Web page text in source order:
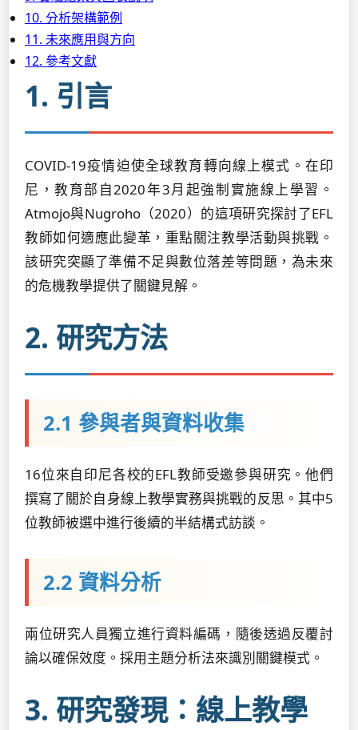
10. 分析架構範例
11. 未來應用與方向
12. 參考文獻
1. 引言
COVID-19疫情迫使全球教育轉向線上模式。在印
尼，教育部自2020年3月起強制實施線上學習。
Atmojo與Nugroho（2020）的這項研究探討了EFL
教師如何適應此變革，重點關注教學活動與挑戰。
該研究突顯了準備不足與數位落差等問題，為未來
的危機教學提供了關鍵見解。
2. 研究方法
2.1 參與者與資料收集
16位來自印尼各校的EFL教師受邀參與研究。他們
撰寫了關於自身線上教學實務與挑戰的反思。其中5
位教師被選中進行後續的半結構式訪談。
2.2 資料分析
兩位研究人員獨立進行資料編碼，隨後透過反覆討
論以確保效度。採用主題分析法來識別關鍵模式。
3. 研究發現：線上教學